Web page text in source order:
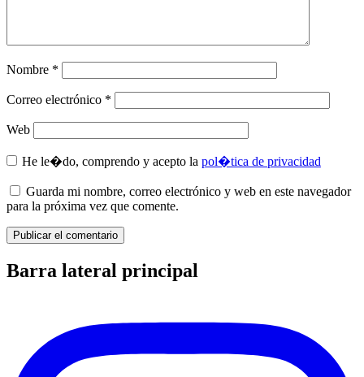
Nombre *
Correo electrónico *
Web
He le�do, comprendo y acepto la pol�tica de privacidad
Guarda mi nombre, correo electrónico y web en este navegador
para la próxima vez que comente.
Barra lateral principal